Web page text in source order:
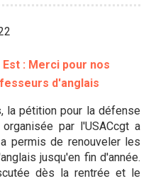
Est : Merci pour nos
d'anglais
la pétition pour la défense
par l'USACcgt a
permis de renouveler les
jusqu'en fin d'année.
dès la rentrée et le